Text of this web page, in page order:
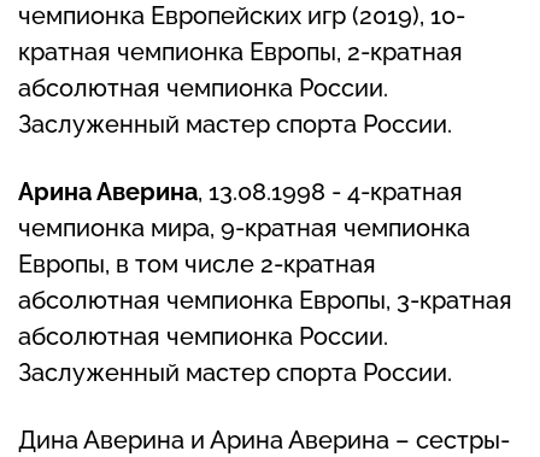
чемпионка Европейских игр (2019), 10-
кратная чемпионка Европы, 2-кратная
абсолютная чемпионка России.
Заслуженный мастер спорта России.
Арина Аверина, 13.08.1998 - 4-кратная
чемпионка мира, 9-кратная чемпионка
Европы, в том числе 2-кратная
абсолютная чемпионка Европы, 3-кратная
абсолютная чемпионка России.
Заслуженный мастер спорта России.
Дина Аверина и Арина Аверина – сестры-